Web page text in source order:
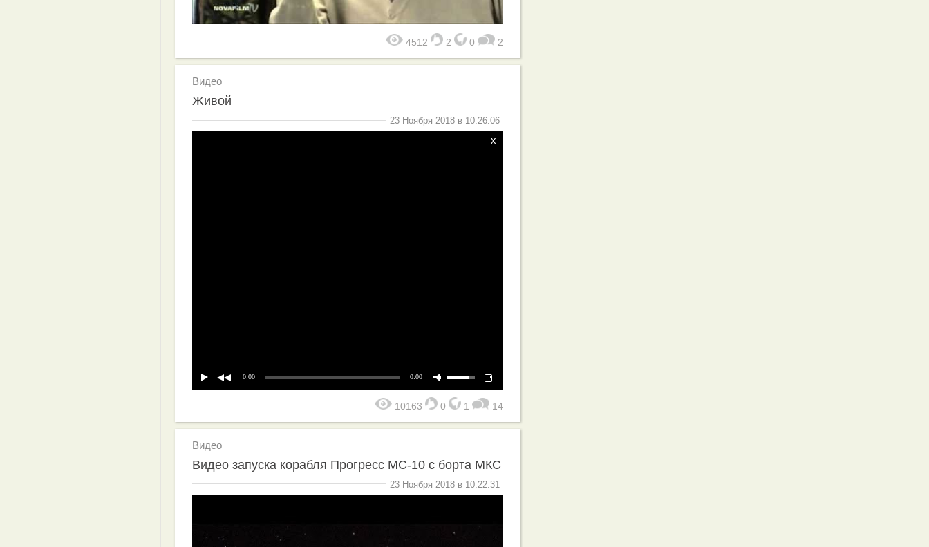
4512 2 0 2
Видео
Живой
23 Ноября 2018 в 10:26:06
x
0:00 0:00
10163 0 1 14
Видео
Видео запуска корабля Прогресс МС-10 с борта МКС
23 Ноября 2018 в 10:22:31